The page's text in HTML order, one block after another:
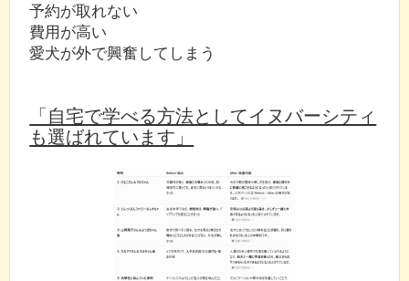
予約が取れない
費用が高い
愛犬が外で興奮してしまう
「自宅で学べる方法としてイヌバーシティ
も選ばれています」